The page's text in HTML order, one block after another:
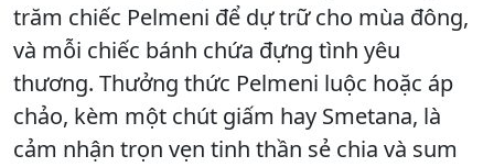
trăm chiếc Pelmeni để dự trữ cho mùa đông,
và mỗi chiếc bánh chứa đựng tình yêu
thương. Thưởng thức Pelmeni luộc hoặc áp
chảo, kèm một chút giấm hay Smetana, là
cảm nhận trọn vẹn tinh thần sẻ chia và sum